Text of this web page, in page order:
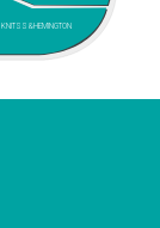
KNITSS&HEMINGTON